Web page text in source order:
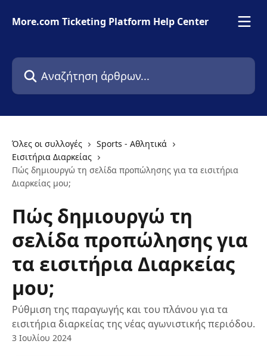
More.com Ticketing Platform Help Center
Αναζήτηση άρθρων...
Όλες οι συλλογές
Sports - Αθλητικά
Εισιτήρια Διαρκείας
Πώς δημιουργώ τη σελίδα προπώλησης για τα εισιτήρια
Διαρκείας μου;
Πώς δημιουργώ τη
σελίδα προπώλησης για
τα εισιτήρια Διαρκείας
μου;
Ρύθμιση της παραγωγής και του πλάνου για τα
εισιτήρια διαρκείας της νέας αγωνιστικής περιόδου.
3 Ιουλίου 2024